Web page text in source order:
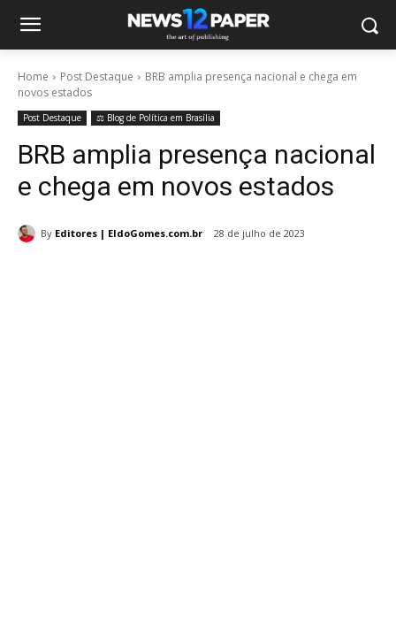
Home Post Destaque
BRB amplia presença nacional e chega em
novos estados
Post Destaque ⚖️ Blog de Política em Brasília
BRB amplia presença nacional
e chega em novos estados
By Editores | EldoGomes.com.br 28 de julho de 2023